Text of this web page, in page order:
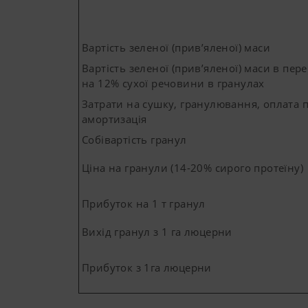
Google Analytics
Маркетинг
використовуємо веб-
відображений вміст
Призначення
YouTube
Ми
режим
можна
hl=dehttps://
Більше інфо
Вартість зеленої (прив’яленої) маси
Вартість зеленої (прив’яленої) маси в
на 12% сухої речовини в гранулах
Затрати на сушку, гранулювання, оплата
амортизація
Собівартість гранул
Ціна на гранули (14-20% сирого протеїну)
Прибуток на 1 т гранул
Вихід гранул з 1 га люцерни
Прибуток з 1га люцерни